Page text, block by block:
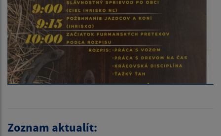
Zoznam aktualít: